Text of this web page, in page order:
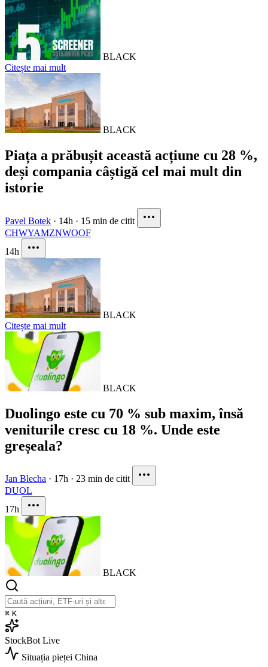
BLACK
Citește mai mult
BLACK
Piața a prăbușit această acțiune cu 28 %,
deși compania câștigă cel mai mult din
istorie
Pavel Botek · 14h · 15 min de citit
CHWYAMZNWOOF
14h
BLACK
Citește mai mult
BLACK
Duolingo este cu 70 % sub maxim, însă
veniturile cresc cu 18 %. Unde este
greșeala?
Jan Blecha · 17h · 23 min de citit
DUOL
17h
BLACK
⌘ K
StockBot Live
Situația pieței China